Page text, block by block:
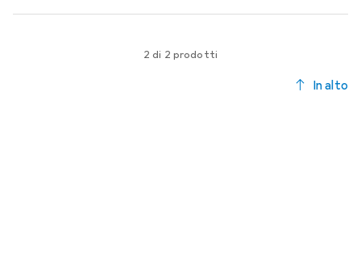
2 di 2 prodotti
In alto